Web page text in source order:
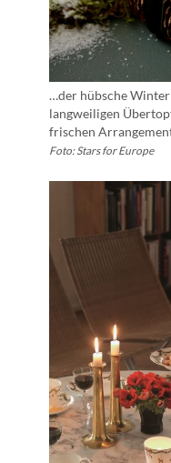
…der hübsche
langweiligen
frischen
Foto: Stars for Europe